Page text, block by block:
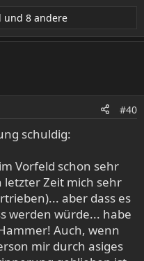
und 8 andere
#40
schuldig:
Vorfeld schon sehr
letzter Zeit mich sehr
aber dass es
werden würde... habe
Auch, wenn
mir durch asiges